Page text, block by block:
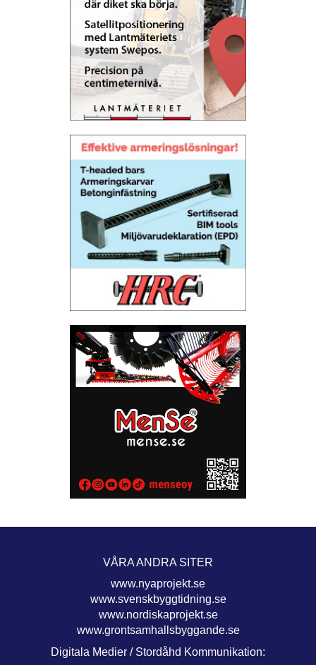
VÅRA ANDRA SITER
www.nyaprojekt.se
www.svenskbyggtidning.se
www.nordiskaprojekt.se
www.grontsamhallsbyggande.se
Digitala Medier / Stordåhd Kommunikation: